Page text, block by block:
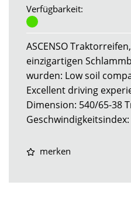
Verfügbarkeit:
ASCENSO
einzigartigen
wurden: Low soil
Excellent driving
Dimension: 540/65-38
merken